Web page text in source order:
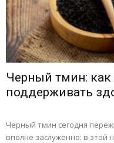
Черный тмин:
поддерживать
Черный тмин сегодня
вполне заслуженно: в этой